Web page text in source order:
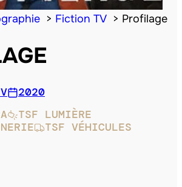
Fiction TV Profilage
2020
TSF LUMIÈRE
TSF VÉHICULES